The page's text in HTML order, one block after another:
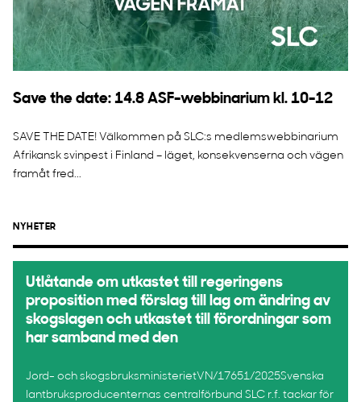
Save the date: 14.8 ASF-webbinarium kl. 10-12
SAVE THE DATE! Välkommen på SLC:s medlemswebbinarium
Afrikansk svinpest i Finland – läget, konsekvenserna och vägen
framåt fred...
NYHETER
Utlåtande om utkastet till regeringens
proposition med förslag till lag om ändring av
skogslagen och utkastet till förordningar som
har samband med den
Jord- och skogsbruksministerietVN/17651/2025Svenska
lantbruksproducenternas centralförbund SLC r.f. tackar för